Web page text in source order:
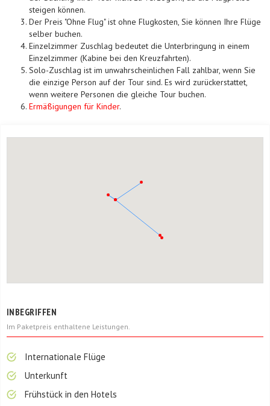
steigen können.
Der Preis "Ohne Flug" ist ohne Flugkosten, Sie können Ihre Flüge
selber buchen.
Einzelzimmer Zuschlag bedeutet die Unterbringung in einem
Einzelzimmer (Kabine bei den Kreuzfahrten).
Solo-Zuschlag ist im unwahrscheinlichen Fall zahlbar, wenn Sie
die einzige Person auf der Tour sind. Es wird zurückerstattet,
wenn weitere Personen die gleiche Tour buchen.
Ermäßigungen für Kinder.
INBEGRIFFEN
Im Paketpreis enthaltene Leistungen.
Internationale Flüge
Unterkunft
Frühstück in den Hotels